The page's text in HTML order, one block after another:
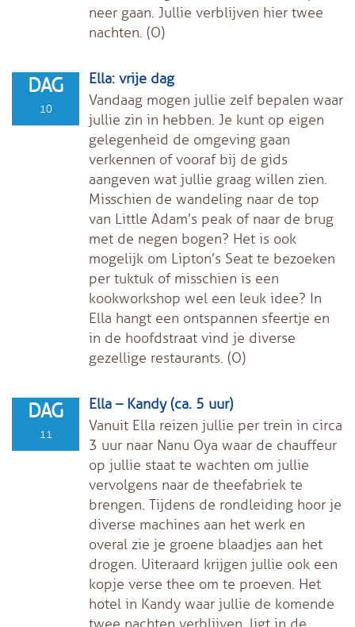
neer gaan. Jullie verblijven hier twee
nachten. (O)
DAG
10
Ella: vrije dag
Vandaag mogen jullie zelf bepalen waar
jullie zin in hebben. Je kunt op eigen
gelegenheid de omgeving gaan
verkennen of vooraf bij de gids
aangeven wat jullie graag willen zien.
Misschien de wandeling naar de top
van Little Adam’s peak of naar de brug
met de negen bogen? Het is ook
mogelijk om Lipton’s Seat te bezoeken
per tuktuk of misschien is een
kookworkshop wel een leuk idee? In
Ella hangt een ontspannen sfeertje en
in de hoofdstraat vind je diverse
gezellige restaurants. (O)
DAG
11
Ella – Kandy (ca. 5 uur)
Vanuit Ella reizen jullie per trein in circa
3 uur naar Nanu Oya waar de chauffeur
op jullie staat te wachten om jullie
vervolgens naar de theefabriek te
brengen. Tijdens de rondleiding hoor je
diverse machines aan het werk en
overal zie je groene blaadjes aan het
drogen. Uiteraard krijgen jullie ook een
kopje verse thee om te proeven. Het
hotel in Kandy waar jullie de komende